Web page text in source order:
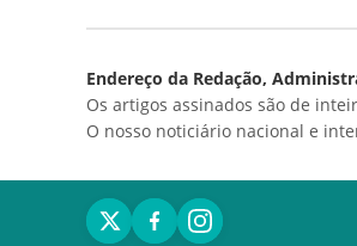
Endereço da Redação,
Os artigos assinados são de
O nosso noticiário nacional e